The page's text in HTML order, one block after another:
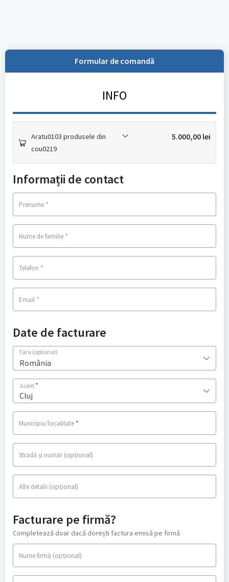
Formular de comandă
INFO
Aratu0103 produsele din
cou0219
5.000,00 lei
Informații de contact
Prenume *
Nume de familie *
Telefon *
Email *
Date de facturare
Țara (opțional)
România
Județ *
Cluj
Municipiu/localitate *
Stradă și număr(opțional)
Alte detalii (opțional)
Facturare pe firmă?
Completează doar dacă dorești factura emisă pe firmă
Nume firmă (opțional)